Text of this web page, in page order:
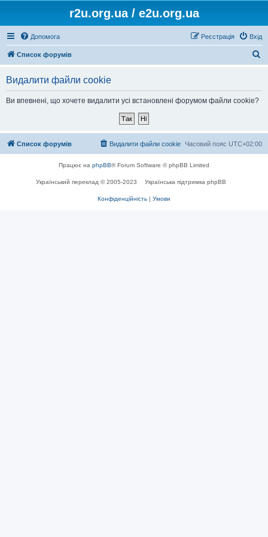
r2u.org.ua / e2u.org.ua
Допомога Вхід
Реєстрація
Список форумів
Видалити файли cookie
Ви впевнені, що хочете видалити усі встановлені форумом файли cookie?
Список форумів Часовий пояс UTC+02:00
Видалити файли cookie
Працює на phpBB® Forum Software © phpBB Limited
Український переклад © 2005-2023 Українська підтримка phpBB
Конфіденційність | Умови